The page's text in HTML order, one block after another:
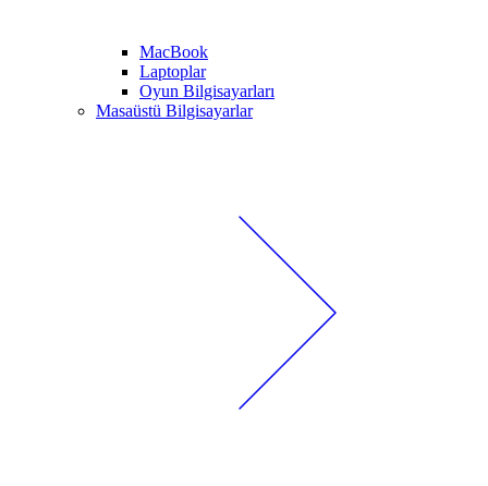
MacBook
Laptoplar
Oyun Bilgisayarları
Masaüstü Bilgisayarlar